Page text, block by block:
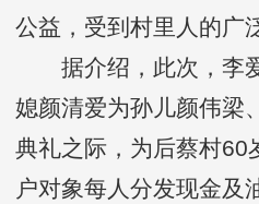
公益，受到村里人的广
据介绍，此次，李
媳颜清爱为孙儿颜伟梁
典礼之际，为后蔡村60
户对象每人分发现金及